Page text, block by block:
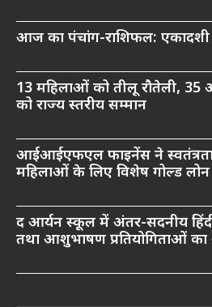
आज का पंचांग-राशिफल: एकादशी
13 महिलाओं को तीलू रौतेली, 35
को राज्य स्तरीय सम्मान
आईआईएफएल फाइनेंस ने
महिलाओं के लिए विशेष गोल्ड
द आर्यन स्कूल में अंतर-सदनीय
तथा आशुभाषण प्रतियोगिताओं